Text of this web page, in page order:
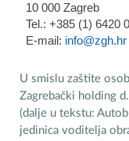
10 000
Tel.: +385 (1)
E-mail: info@zgh.hr
U smislu zaštite
Zagrebački holding
(dalje u tekstu:
jedinica voditelja